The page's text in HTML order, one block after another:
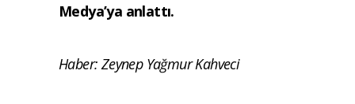
Medya’ya anlattı.
Haber: Zeynep Yağmur Kahveci